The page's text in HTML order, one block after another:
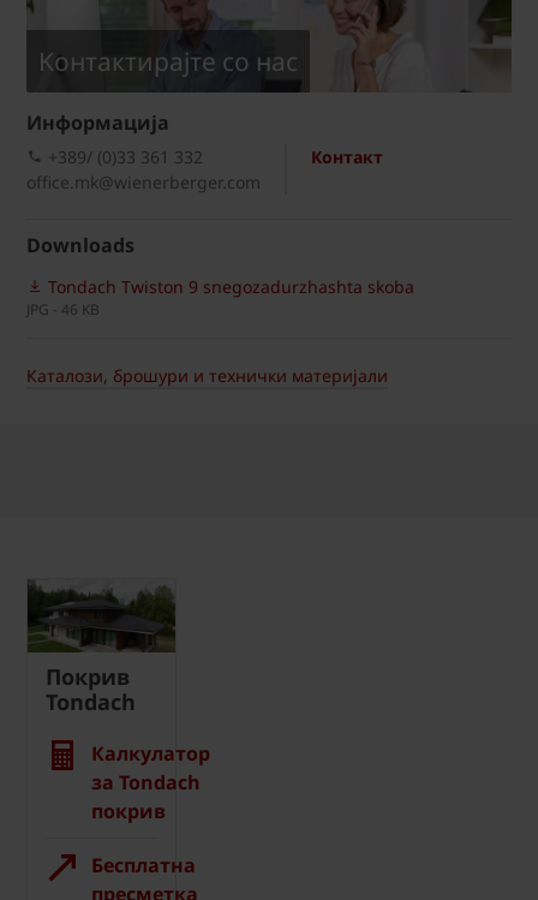
Kонтактирајте со нас
Информациja
Контакт
+389/ (0)33 361 332
office.mk@wienerberger.com
Downloads
Tondach Twiston 9 snegozadurzhashta skoba
JPG - 46 KB
Каталози, брошури и технички материјали
Покрив
Tondach
Калкулатор
за Tondach
покрив
Бесплатна
пресметка